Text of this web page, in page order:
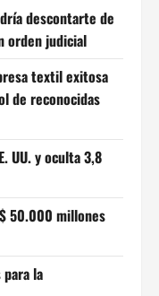
descontarte de
orden judicial
textil exitosa
de reconocidas
UU. y oculta 3,8
50.000 millones
la